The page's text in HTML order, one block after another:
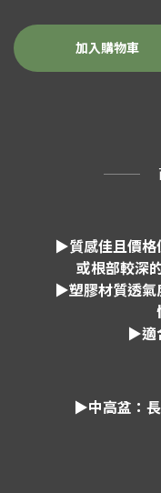
加入購物車
▶質感佳且 價格
或根部較深
▶塑膠材質透氣
▶適
▶中高盆：